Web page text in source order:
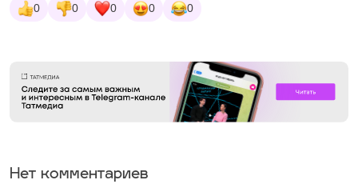
0 0 0 0 0
Нет комментариев